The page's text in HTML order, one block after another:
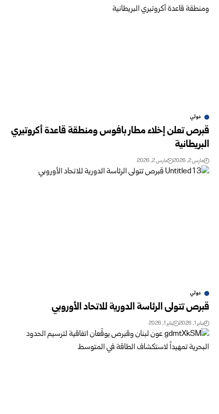
دولي
قبرص تعلن إخلاء مطار بافوس ومنطقة قاعدة أكروتيري
البريطانية
مارس 2, 2026 مارس 2, 2026
دولي
قبرص تتولى الرئاسة الدورية للاتحاد الأوروبي
يناير 1, 2026 يناير 1, 2026